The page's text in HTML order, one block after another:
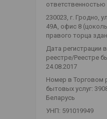
230023, г. Гродно,
49А, офис 8
правого торца
Дата регистрации
реестре/Реестре
24.08.2017
Номер в Торговом
бытовых услуг:
Беларусь
УНП: 591019949